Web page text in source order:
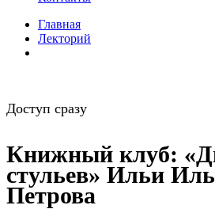
Главная
Лекторий
Доступ сразу
Книжный клуб:
стульев» Ильи
Петрова